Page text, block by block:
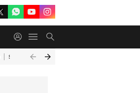
Saudi Turkey Pakistan Defense Pact